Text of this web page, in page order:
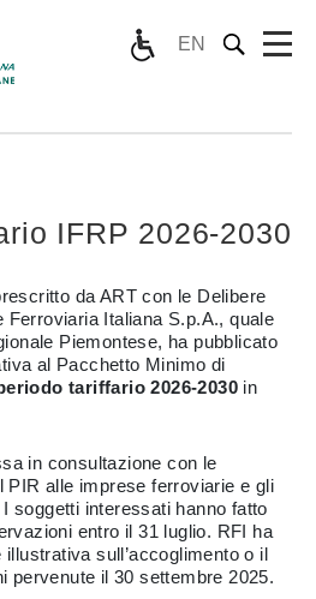
EN
IFRP 2026-2030
da ART con le Delibere
Ferroviaria Italiana S.p.A., quale
Piemontese, ha pubblicato
al Pacchetto Minimo di
tariffario 2026-2030 in
in consultazione con le
PIR alle imprese ferroviarie e gli
soggetti interessati hanno fatto
entro il 31 luglio. RFI ha
sull’accoglimento o il
pervenute il 30 settembre 2025.